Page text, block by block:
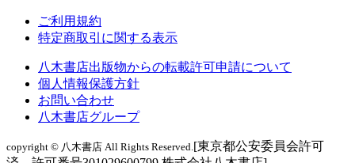
ご利用規約
特定商取引に関する表示
八木書店出版物からの転載許可申請について
個人情報保護方針
お問い合わせ
八木書店グループ
copyright © 八木書店 All Rights Reserved.[東京都公安委員会許可